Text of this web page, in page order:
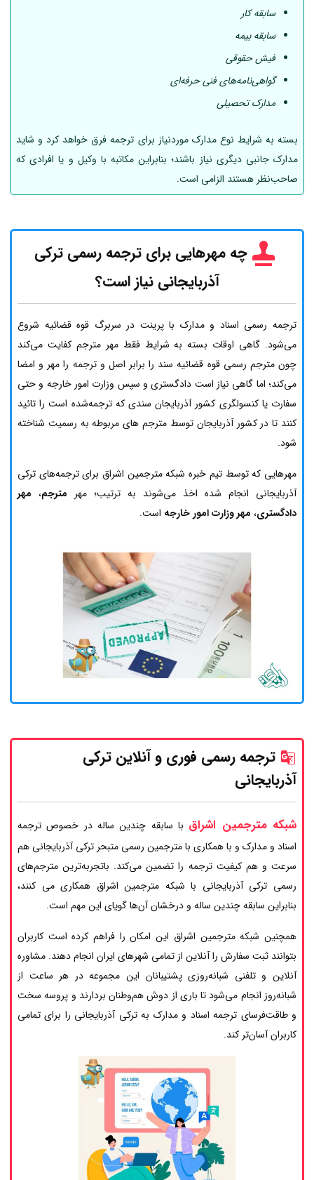
سابقه کار
سابقه بیمه
فیش حقوقی
گواهی‌نامه‌های فنی حرفه‌ای
مدارک تحصیلی
بسته به شرایط نوع مدارک موردنیاز برای ترجمه فرق خواهد کرد و شاید
مدارک جانبی دیگری نیاز باشند؛ بنابراین مکاتبه با وکیل و یا افرادی که
صاحب‌نظر هستند الزامی است.
چه مهرهایی برای ترجمه رسمی ترکی
آذربایجانی نیاز است؟
ترجمه رسمی اسناد و مدارک با پرینت در سربرگ قوه قضائیه شروع
می‌شود. گاهی اوقات بسته به شرایط فقط مهر مترجم کفایت می‌کند
چون مترجم رسمی قوه قضائیه سند را برابر اصل و ترجمه را مهر و امضا
می‌کند؛ اما گاهی نیاز است دادگستری و سپس وزارت امور خارجه و حتی
سفارت یا کنسولگری کشور آذربایجان سندی که ترجمه‌شده است را تائید
کنند تا در کشور آذربایجان توسط مترجم های مربوطه به رسمیت شناخته
شود.
مهرهایی که توسط تیم خبره شبکه مترجمین اشراق برای ترجمه‌های ترکی
آذربایجانی انجام شده اخذ می‌شوند به ترتیب؛ مهر مترجم، مهر
دادگستری، مهر وزارت امور خارجه است.
ترجمه رسمی فوری و آنلاین ترکی
آذربایجانی
شبکه مترجمین اشراق با سابقه چندین ساله در خصوص ترجمه
اسناد و مدارک و با همکاری با مترجمین رسمی متبحر ترکی آذربایجانی هم
سرعت و هم کیفیت ترجمه را تضمین می‌کند. باتجربه‌ترین مترجم‌های
رسمی ترکی آذربایجانی با شبکه مترجمین اشراق همکاری می کنند،
بنابراین سابقه چندین ساله و درخشان آن‌ها گویای این مهم است.
همچنین شبکه مترجمین اشراق این امکان را فراهم کرده است کاربران
بتوانند ثبت سفارش را آنلاین از تمامی شهرهای ایران انجام دهند. مشاوره
آنلاین و تلفنی شبانه‌روزی پشتیبانان این مجموعه در هر ساعت از
شبانه‌روز انجام می‌شود تا باری از دوش هم‌وطنان بردارند و پروسه سخت
و طاقت‌فرسای ترجمه اسناد و مدارک به ترکی آذربایجانی را برای تمامی
کاربران آسان‌تر کند.